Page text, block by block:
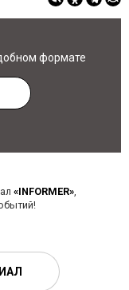
формате
«INFORMER»,